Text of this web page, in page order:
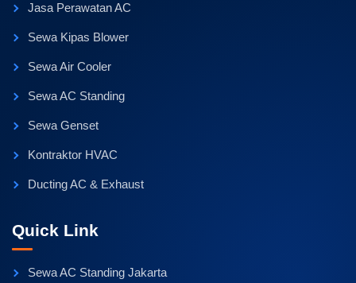
Jasa Perawatan AC
Sewa Kipas Blower
Sewa Air Cooler
Sewa AC Standing
Sewa Genset
Kontraktor HVAC
Ducting AC & Exhaust
Quick Link
Sewa AC Standing Jakarta